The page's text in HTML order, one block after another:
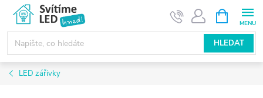
obsah
HLEDAT
NÁKUPNÍ
KOŠÍK
LED zářivky